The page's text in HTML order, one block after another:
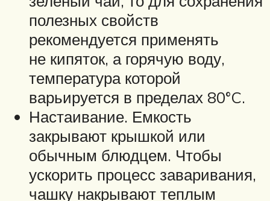
полезных свойств
рекомендуется применять
не кипяток, а горячую воду,
температура которой
варьируется в пределах 80°C.
Настаивание. Емкость
закрывают крышкой или
обычным блюдцем. Чтобы
ускорить процесс заваривания,
чашку накрывают теплым